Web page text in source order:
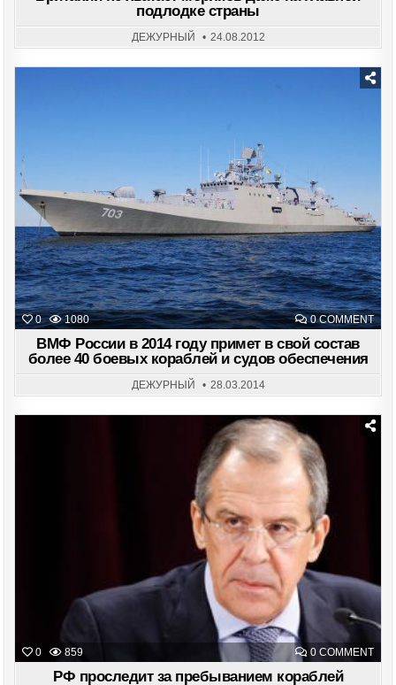
подлодке страны
ДЕЖУРНЫЙ 24.08.2012
0 1080 0 COMMENTON
ВМФ
40
ВМФ России в 2014 году примет в свой состав
более 40 боевых кораблей и судов обеспечения
ДЕЖУРНЫЙ 28.03.2014
0 859 0 COMMENTON
РФ
РФ проследит за пребыванием кораблей